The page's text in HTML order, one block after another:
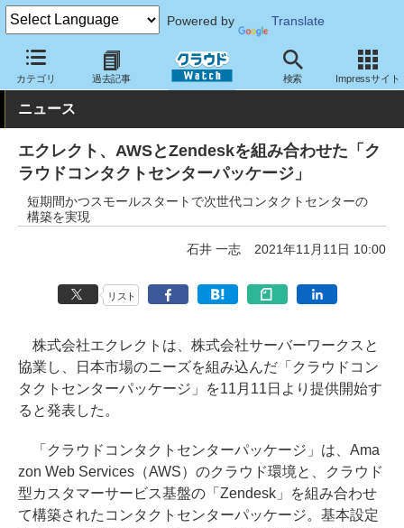
Powered by Translate
カテゴリ 過去記事 検索 Impressサイト
クラウド Watch サービス・ソフト サービス コミュニケーショ
ニュース
エクレクト、AWSとZendeskを組み合わせた「ク
ラウドコンタクトセンターパッケージ」
短期間かつスモールスタートで次世代コンタクトセンターの
構築を実現
石井 一志 2021年11月11日 10:00
リスト
株式会社エクレクトは、株式会社サーバーワークスと
協業し、日本市場のニーズを組み込んだ「クラウドコン
タクトセンターパッケージ」を11月11日より提供開始す
ると発表した。
「クラウドコンタクトセンターパッケージ」は、Ama
zon Web Services（AWS）のクラウド環境と、クラウド
型カスタマーサービス基盤の「Zendesk」を組み合わせ
て構築されたコンタクトセンターパッケージ。基本設定